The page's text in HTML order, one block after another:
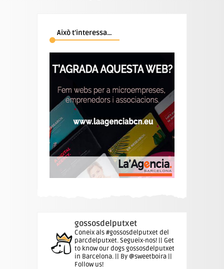
Això t’interessa…
gossosdelputxet
Coneix als #gossosdelputxet del
parcdelputxet. Segueix-nos! || Get
to know our dogs gossosdelputxet
in Barcelona. || By @sweetboira ||
Follow us!